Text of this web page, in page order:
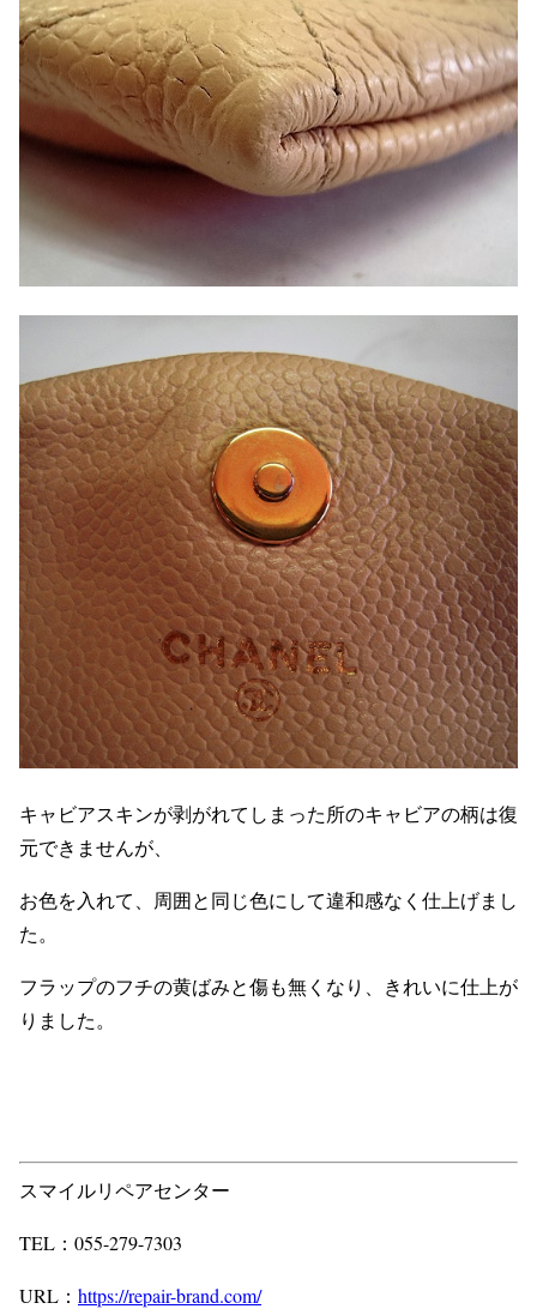
キャビアスキンが剥がれてしまった所のキャビアの柄は復
元できませんが、
お色を入れて、周囲と同じ色にして違和感なく仕上げまし
た。
フラップのフチの黄ばみと傷も無くなり、きれいに仕上が
りました。
スマイルリペアセンター
TEL：055-279-7303
URL： https://repair-brand.com/